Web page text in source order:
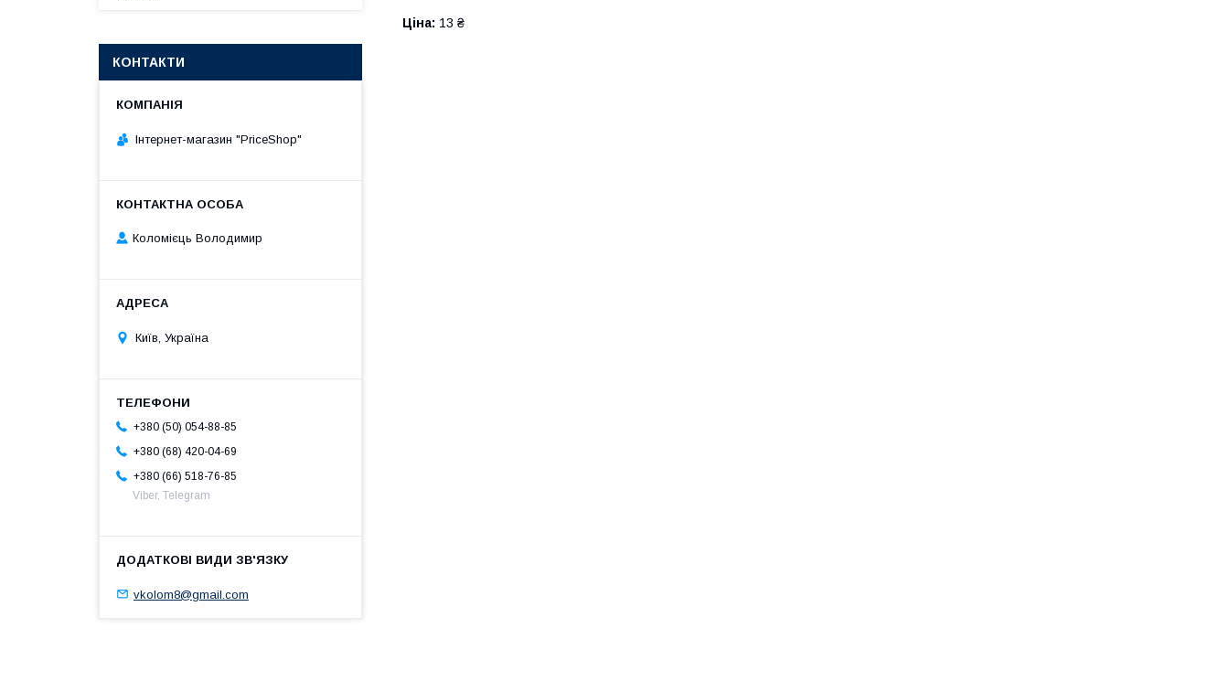
Ціна: 13 ₴
КОНТАКТИ
Інтернет-магазин "PriceShop"
Коломієць Володимир
Київ, Україна
+380 (50) 054-88-85
+380 (68) 420-04-69
+380 (66) 518-76-85
Viber, Telegram
vkolom8@gmail.com